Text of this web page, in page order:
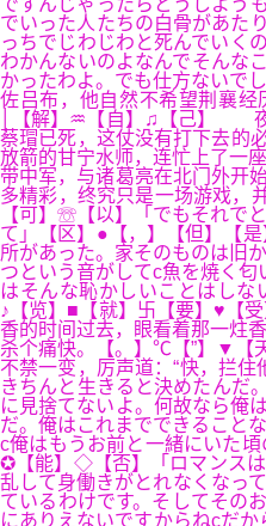
ですんじゃったらどうしよう
でいった人たちの白骨があた
っちでじわじわと死んでいく
わかんないのよなんでそんな
かったわよ。でも仕方ないで
佐吕布，他自然不希望荆襄
│【解】♒【自】♫【己】 夜
蔡瑁已死，这仗没有打下去
放箭的甘宁水师，连忙上了一
带中军，与诸葛亮在北门外
多精彩，终究只是一场游戏，
【可】☏【以】「でもそれで
て」【区】●【，】【但】【
所があった。家そのものは旧
つという音がしてc魚を焼く
はそんな恥かしいことはしな
♪【览】■【就】卐【要】♥【
香的时间过去，眼看着那一炷
杀个痛快。【。】℃【”】▼【
不禁一变，厉声道：“快，拦
きちんと生きると決めたんだ
に見捨てないよ。何故なら俺
だ。俺はこれまでできること
c俺はもうお前と一緒にいた
✪【能】◇【否】「ロマンス
乱して身働きがとれなくなっ
ているわけです。そしてその
にありえないですからねcだ